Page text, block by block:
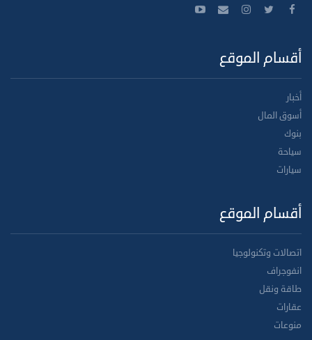
أقسام الموقع
أخبار
أسوق المال
بنوك
سياحة
سيارات
أقسام الموقع
اتصالات وتكنولوجيا
انفوجراف
طاقة ونقل
عقارات
منوعات